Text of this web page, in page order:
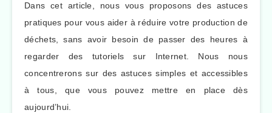
Dans cet article, nous vous proposons des astuces
pratiques pour vous aider à réduire votre production de
déchets, sans avoir besoin de passer des heures à
regarder des tutoriels sur Internet. Nous nous
concentrerons sur des astuces simples et accessibles
à tous, que vous pouvez mettre en place dès
aujourd’hui.